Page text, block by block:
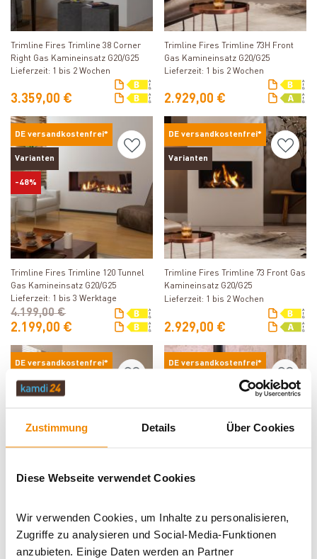
Zustimmung Details Über Cookies
Diese Webseite verwendet Cookies
Wir verwenden Cookies, um Inhalte zu personalisieren,
Zugriffe zu analysieren und Social-Media-Funktionen
anzubieten. Einige Daten werden an Partner
Produkt ansehen
Trimline Fires Trimline 38 Corner
Right Gas Kamineinsatz G20/G25
Lieferzeit: 1 bis 2 Wochen
3.359,00 €
Produkt ansehen
Trimline Fires Trimline 73H Front
Gas Kamineinsatz G20/G25
Lieferzeit: 1 bis 2 Wochen
2.929,00 €
DE versandkostenfrei*
Varianten
-48%
Produkt ansehen
Trimline Fires Trimline 120 Tunnel
Gas Kamineinsatz G20/G25
Lieferzeit: 1 bis 3 Werktage
2.199,00 €
4.199,00 €
DE versandkostenfrei*
Varianten
Produkt ansehen
Trimline Fires Trimline 73 Front Gas
Kamineinsatz G20/G25
Lieferzeit: 1 bis 2 Wochen
2.929,00 €
DE versandkostenfrei*
Varianten
Produkt ansehen
Gas Kamineinsatz G20/G25
3.879,00 €
DE versandkostenfrei*
Gas-Kaminofen G20
Lieferzeit: 1 bis 2 Wochen